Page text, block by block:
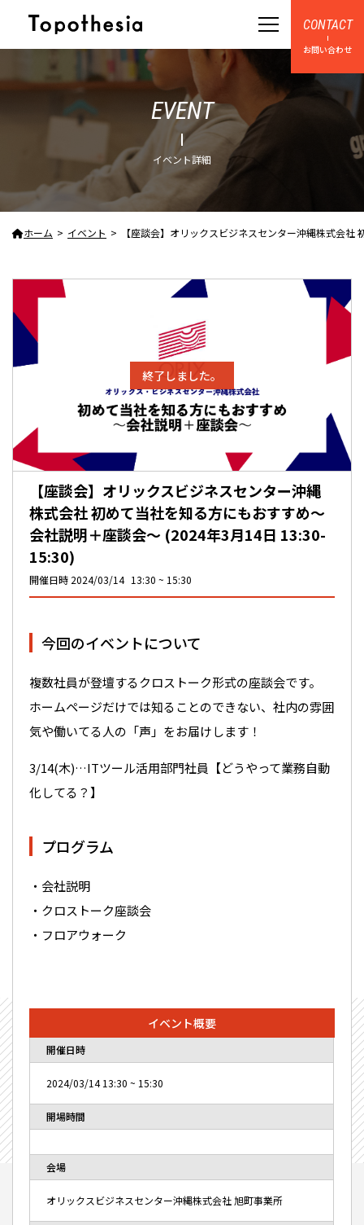
CONTACT
お問い合わせ
EVENT
イベント詳細
ホーム イベント 【座談会】オリックスビジネスセンター沖縄株式会
終了しました。
【座談会】オリックスビジネスセンター沖縄
株式会社 初めて当社を知る方にもおすすめ～
会社説明＋座談会～ (2024年3月14日 13:30-
15:30)
開催日時 2024/03/14 13:30 15:30
今回のイベントについて
複数社員が登壇するクロストーク形式の座談会です。
ホームページだけでは知ることのできない、社内の雰囲
気や働いてる人の「声」をお届けします！
3/14(木)…ITツール活用部門社員【どうやって業務自動
化してる？】
プログラム
・会社説明
・クロストーク座談会
・フロアウォーク
イベント概要
開催日時
2024/03/1413:30 ~ 15:30
開場時間
会場
オリックスビジネスセンター沖縄株式会社 旭町事業所